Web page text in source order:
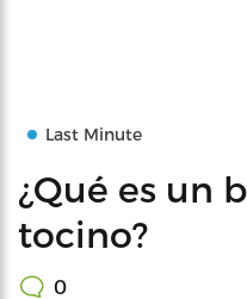
Last Minute
¿Qué es un
tocino?
0